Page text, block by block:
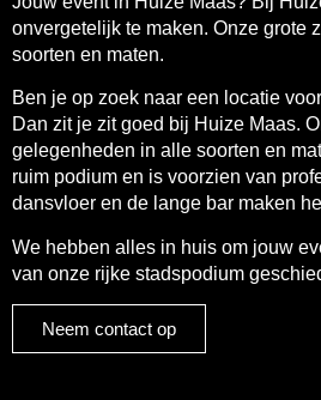
onvergetelijk te maken. Onze grote
soorten en maten.
Ben je op zoek naar een locatie
Dan zit je zit goed bij Huize Maas.
gelegenheden in alle soorten en
ruim podium en is voorzien van
dansvloer en de lange bar maken
We hebben alles in huis om jouw
van onze rijke stadspodium
Neem contact op